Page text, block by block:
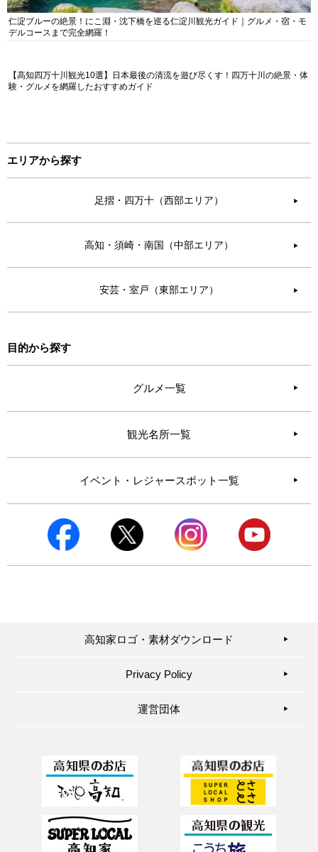
仁淀ブルーの絶景！にこ淵・沈下橋を巡る仁淀川観光ガイド｜グルメ・宿・モ
デルコースまで完全網羅！
【高知四万十川観光10選】日本最後の清流を遊び尽くす！四万十川の絶景・体
験・グルメを網羅したおすすめガイド
エリアから探す
足摺・四万十（西部エリア） ▶︎
高知・須崎・南国（中部エリア） ▶︎
安芸・室戸（東部エリア） ▶︎
目的から探す
グルメ一覧
観光名所一覧
イベント・レジャースポット一覧
高知家ロゴ・素材ダウンロード ▶︎
Privacy Policy ▶︎
運営団体 ▶︎